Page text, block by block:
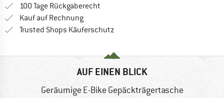
100 Tage Rückgaberecht
Kauf auf RechnungFinde die Zahlungs-Infos hier! Öffnet
Trusted Shops Käuferschutz
AUF EINEN BLICK
Geräumige E-Bike Gepäckträgertasche